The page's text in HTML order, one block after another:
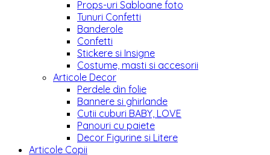
Props-uri Sabloane foto
Tunuri Confetti
Banderole
Confetti
Stickere si Insigne
Costume, masti si accesorii
Articole Decor
Perdele din folie
Bannere si ghirlande
Cutii cuburi BABY, LOVE
Panouri cu paiete
Decor Figurine si Litere
Articole Copii